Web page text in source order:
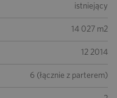
istniejący
14 027 m2
12 2014
6 (łącznie z parterem)